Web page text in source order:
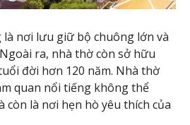
nơi lưu giữ bộ chuông lớn và
ra, nhà thờ còn sở hữu
đời hơn 120 năm. Nhà thờ
quan nổi tiếng không thể
còn là nơi hẹn hò yêu thích của